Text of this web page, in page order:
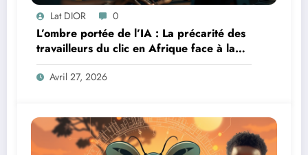
Lat DIOR 0
L’ombre portée de l’IA : La précarité des
travailleurs du clic en Afrique face à la
révolution numérique
Avril 27, 2026